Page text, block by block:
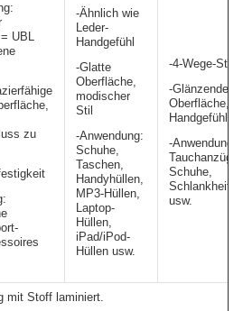
UBL
zu
-Ähnlich wie
Leder-
Handgefühl
-Glatte
Oberfläche,
modischer
Stil
-Anwendung:
Schuhe,
Taschen,
Handyhüllen,
MP3-Hüllen,
Laptop-
Hüllen,
iPad/iPod-
Hüllen usw.
-4-Wege-
-Glänzende
Oberfläche,
Handgefühl,
-Anwendung:
Tauchanzüge,
Schuhe,
usw.
mit Stoff laminiert.